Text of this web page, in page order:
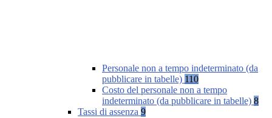
Personale non a tempo indeterminato (da
pubblicare in tabelle) 110
Costo del personale non a tempo
indeterminato (da pubblicare in tabelle) 8
Tassi di assenza 9